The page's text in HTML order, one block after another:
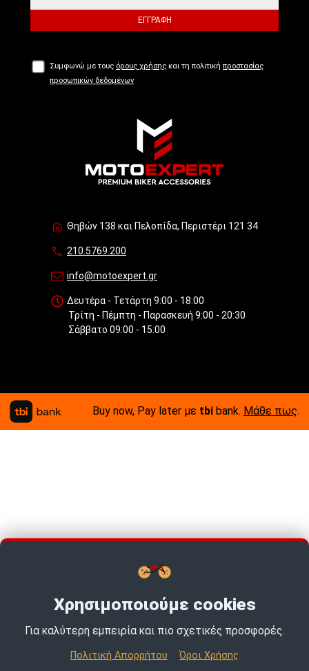
ΕΓΓΡΑΦΉ
Συμφωνώ με τους όρους χρήσης και τη πολιτική προστασίας
προσωπικών δεδομένων
Θηβών 138 και Πελοπίδα, Περιστέρι 121 34
210.5769.200
info@motoexpert.gr
Δευτέρα - Τετάρτη 9:00 - 18:00
Τρίτη - Πέμπτη - Παρασκευή 9:00 - 20:30
Σάββατο 09:00 - 15:00
Buy now, Pay later με tbi bank. Μάθε πως.
© 2026 MotoExpert | All rights reserved.
Χρησιμοποιούμε cookies
Για καλύτερη εμπειρία και πιο σχετικές προσφορές.
Πολιτική Απορρήτου Όροι Χρήσης